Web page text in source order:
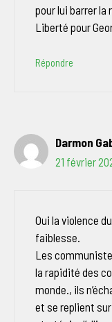
pour lui barrer la
Liberté pour
Répondre
Darmon
21 février
Oui la violence
faiblesse.
Les
la rapidité des
monde., ils
et se replient